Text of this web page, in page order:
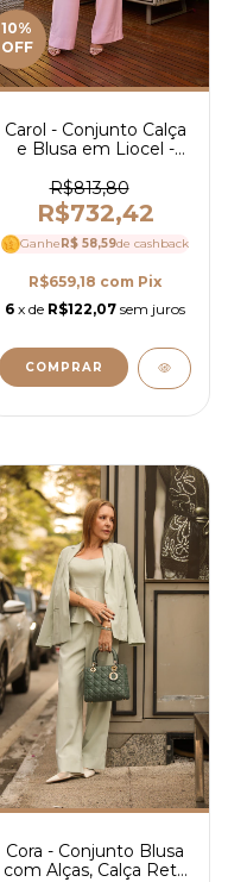
10%
OFF
Carol - Conjunto Calça
e Blusa em Liocel -
R$813,80
R$732,42
GanheR$ 58,59de cashback
R$659,18 com Pix
6 x de R$122,07 sem juros
COMPRAR
Cora - Conjunto Blusa
com Alças, Calça Reta